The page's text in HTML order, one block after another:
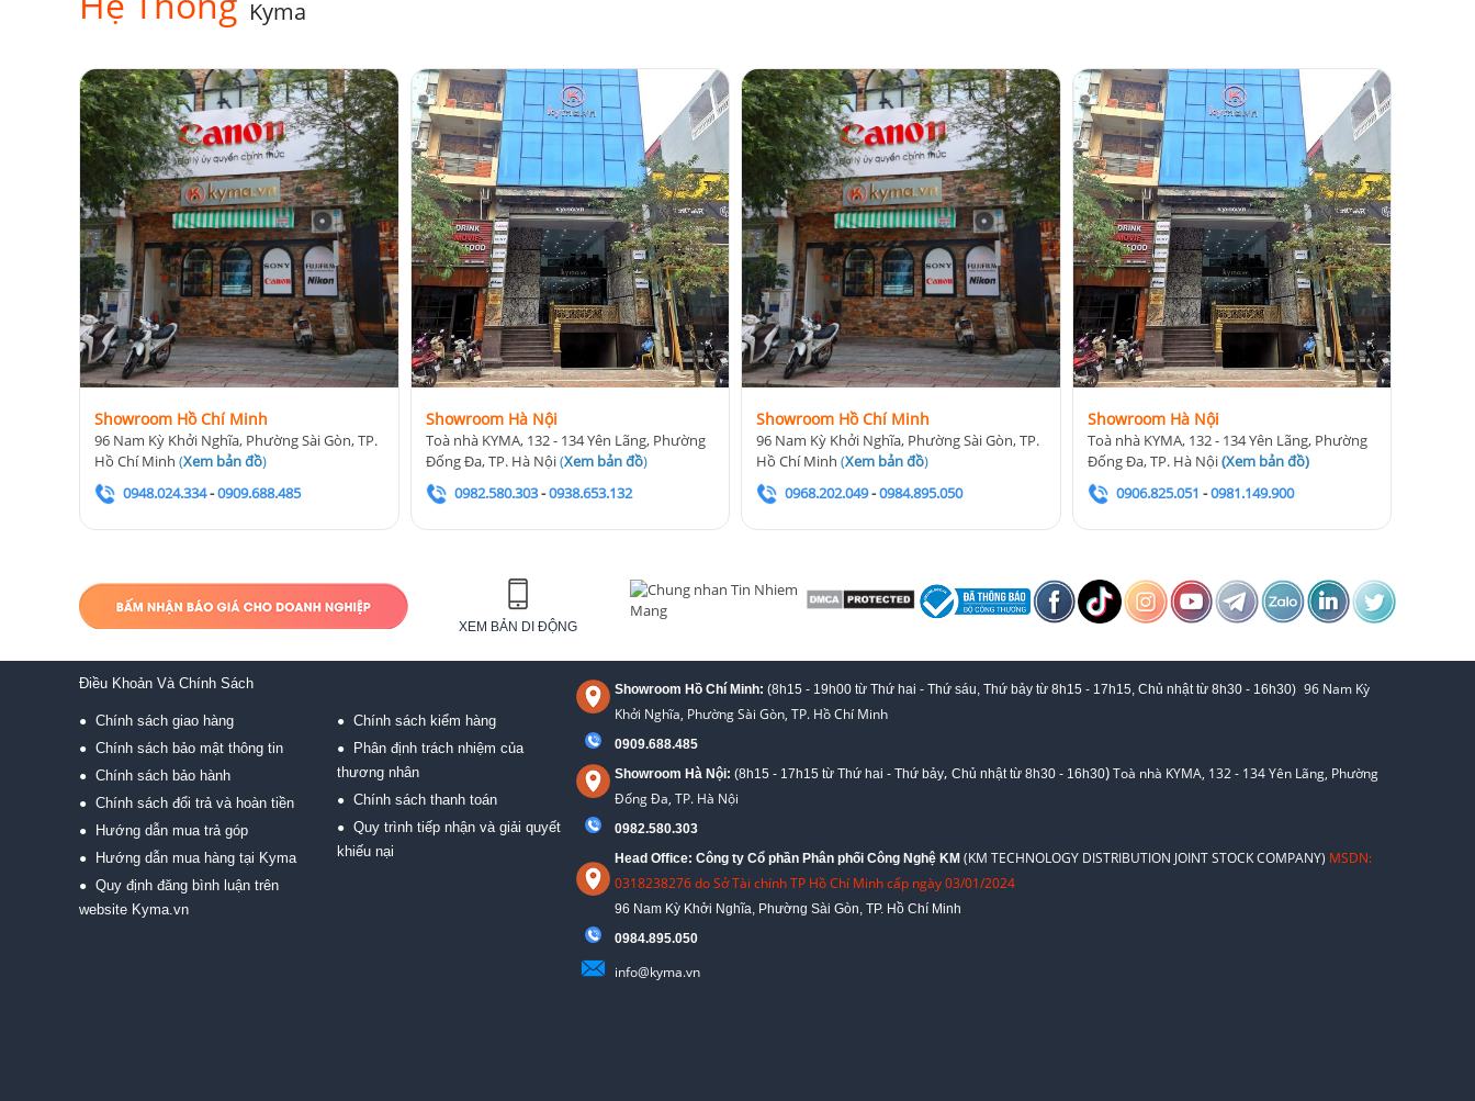
Kyma
Showroom Hồ Chí Minh
96 Nam Kỳ Khởi Nghĩa, Phường Sài Gòn, TP.
Hồ Chí Minh (Xem bản đồ)
0948.024.334-0909.688.485
Showroom Hà Nội
Toà nhà KYMA, 132 - 134 Yên Lãng, Phường
Đống Đa, TP. Hà Nội(Xem bản đồ)
0982.580.303-0938.653.132
Showroom Hồ Chí Minh
96 Nam Kỳ Khởi Nghĩa, Phường Sài Gòn, TP.
Hồ Chí Minh(Xem bản đồ)
0968.202.049-0984.895.050
Showroom Hà Nội
Toà nhà KYMA, 132 - 134 Yên Lãng, Phường
Đống Đa, TP. Hà Nội(Xem bản đồ)
0906.825.051 -0981.149.900
XEM BẢN DI ĐỘNG
Điều Khoản Và Chính Sách
● Chính sách giao hàng
● Chính sách bảo mật thông tin
● Chính sách bảo hành
● Chính sách đổi trả và hoàn tiền
● Hướng dẫn mua trả góp
● Hướng dẫn mua hàng tại Kyma
● Quy định đăng bình luận trên
website Kyma.vn
● Chính sách kiểm hàng
●
Phân định trách nhiệm của
thương nhân
● Chính sách thanh toán
● Quy trình tiếp nhận và giải quyết
khiếu nại
Showroom Hồ Chí Minh: (8h15 - 19h00 từ Thứ hai - Thứ sáu, Thứ bảy từ 8h15 - 17h15, Chủ nhật từ 8h30 - 16h30) 96 Nam Kỳ
Khởi Nghĩa, Phường Sài Gòn, TP. Hồ Chí Minh
0909.688.485
Showroom Hà Nội: (8h15 - 17h15 từ Thứ hai - Thứ bảy, Chủ nhật từ 8h30 - 16h30)Toà nhà KYMA, 132 - 134 Yên Lãng, Phường
Đống Đa, TP. Hà Nội
0982.580.303
Head Office: Công ty Cổ phần Phân phối Công Nghệ KM (KM TECHNOLOGY DISTRIBUTION JOINT STOCK COMPANY) MSDN:
0318238276 do Sở Tài chính TP Hồ Chí Minh cấp ngày 03/01/2024
96 Nam Kỳ Khởi Nghĩa, Phường Sài Gòn, TP. Hồ Chí Minh
0984.895.050
info@kyma.vn